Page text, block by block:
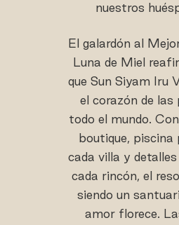
nuestros
El galardón al
Luna de Miel
que Sun Siyam Iru
el corazón de las
todo el mundo.
boutique, piscina
cada villa y detalles
cada rincón, el
siendo un
amor florece.